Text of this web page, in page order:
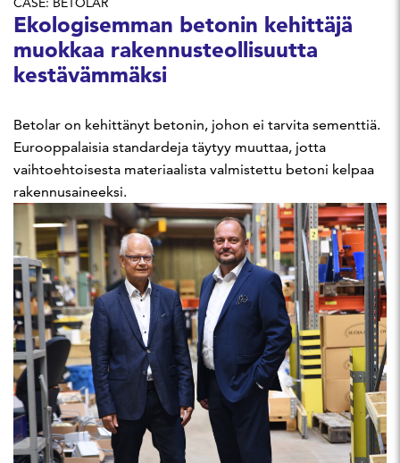
Ekologisemman betonin kehittäjä
muokkaa rakennusteollisuutta
kestävämmäksi
Betolar on kehittänyt betonin, johon ei tarvita sementtiä.
Eurooppalaisia standardeja täytyy muuttaa, jotta
vaihtoehtoisesta materiaalista valmistettu betoni kelpaa
rakennusaineeksi.